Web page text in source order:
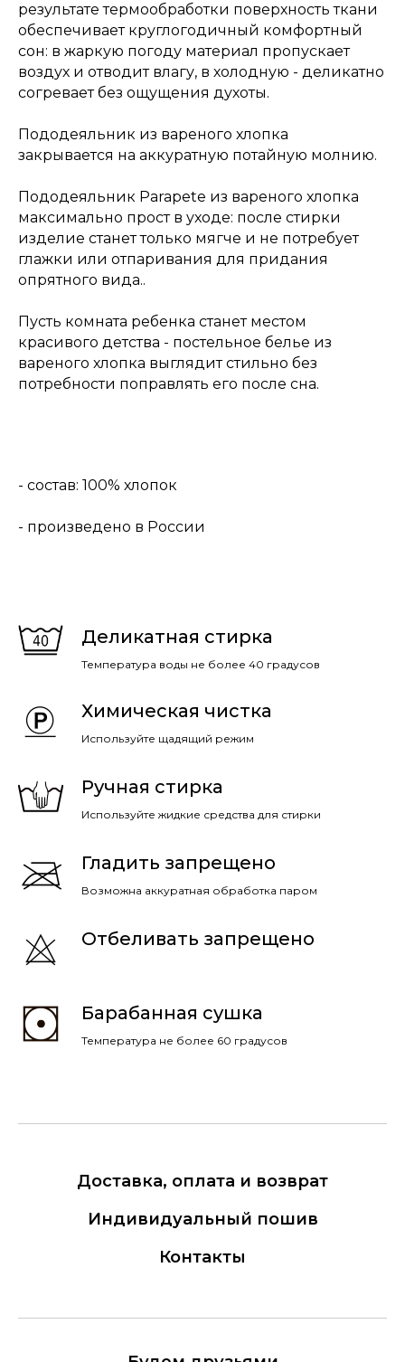
результате термообработки поверхность ткани
обеспечивает круглогодичный комфортный
сон: в жаркую погоду материал пропускает
воздух и отводит влагу, в холодную - деликатно
согревает без ощущения духоты.
Пододеяльник из вареного хлопка
закрывается на аккуратную потайную молнию.
Пододеяльник Parapete из вареного хлопка
максимально прост в уходе: после стирки
изделие станет только мягче и не потребует
глажки или отпаривания для придания
опрятного вида..
Пусть комната ребенка станет местом
красивого детства - постельное белье из
вареного хлопка выглядит стильно без
потребности поправлять его после сна.
- состав: 100% хлопок
- произведено в России
Деликатная стирка
Температура воды не более 40 градусов
Химическая чистка
Используйте щадящий режим
Ручная стирка
Используйте жидкие средства для стирки
Гладить запрещено
Возможна аккуратная обработка паром
Отбеливать запрещено
Барабанная сушка
Температура не более 60 градусов
Доставка, оплата и возврат
Индивидуальный пошив
Контакты